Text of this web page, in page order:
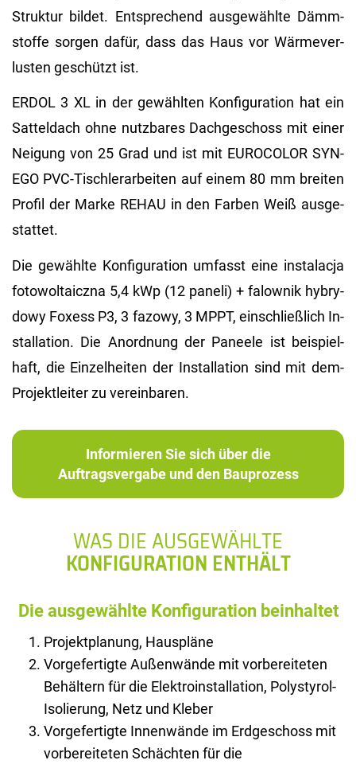
Struk­tur bil­det. Ent­spre­chend aus­ge­wähl­te Dämm­
stof­fe sor­gen dafür, dass das Haus vor Wär­me­ver­
lus­ten ge­schützt ist.
ERDOL 3 XL in der ge­wähl­ten Kon­fi­gu­ra­ti­on hat ein
Sat­tel­dach ohne nutz­ba­res Dach­ge­schoss mit einer
Nei­gung von 25 Grad und ist mit EU­RO­CO­LOR SYN­
EGO PVC-Tisch­ler­ar­bei­ten auf einem 80 mm brei­ten
Pro­fil der Marke REHAU in den Far­ben Weiß aus­ge­
stat­tet.
Die ge­wähl­te Kon­fi­gu­ra­ti­on um­fasst eine instalac­ja
fo­to­wol­taicz­na 5,4 kWp (12 pa­ne­li) + fa­low­nik hy­bry­
dowy Fo­xess P3, 3 fa­zowy, 3 MPPT, ein­schlie­ß­lich In­
stal­la­ti­on. Die An­ord­nung der Pa­nee­le ist bei­spiel­
haft, die Ein­zel­hei­ten der In­stal­la­ti­on sind mit dem­
Pro­jekt­lei­ter zu ver­ein­ba­ren.
Informieren Sie sich über die
Auftragsvergabe und den Bauprozess
WAS DIE AUSGEWÄHLTE
KONFIGURATION ENTHÄLT
Die ausgewählte Konfiguration beinhaltet
Projektplanung, Hauspläne
Vorgefertigte Außenwände mit vorbereiteten
Behältern für die Elektroinstallation, Polystyrol-
Isolierung, Netz und Kleber
Vorgefertigte Innenwände im Erdgeschoss mit
vorbereiteten Schächten für die